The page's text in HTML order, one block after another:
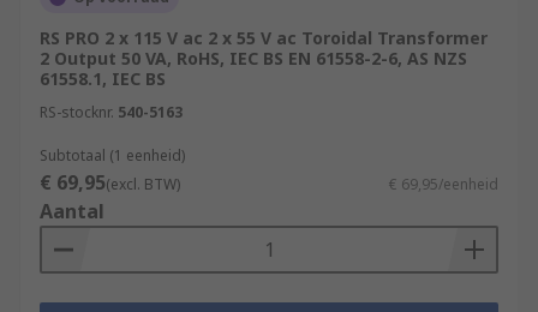
RS PRO 2 x 115 V ac 2 x 55 V ac Toroidal Transformer
2 Output 50 VA, RoHS, IEC BS EN 61558-2-6, AS NZS
61558.1, IEC BS
RS-stocknr. 540-5163
Subtotaal (1 eenheid)
€ 69,95(excl. BTW) € 69,95/eenheid
Aantal